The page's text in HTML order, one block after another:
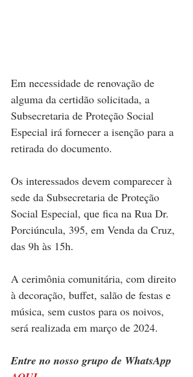
Em necessidade de renovação de
alguma da certidão solicitada, a
Subsecretaria de Proteção Social
Especial irá fornecer a isenção para a
retirada do documento.
Os interessados devem comparecer à
sede da Subsecretaria de Proteção
Social Especial, que fica na Rua Dr.
Porciúncula, 395, em Venda da Cruz,
das 9h às 15h.
A cerimônia comunitária, com direito
à decoração, buffet, salão de festas e
música, sem custos para os noivos,
será realizada em março de 2024.
Entre no nosso grupo de WhatsApp